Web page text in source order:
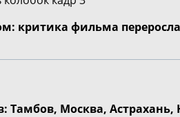
критика фильма
Тамбов, Москва,